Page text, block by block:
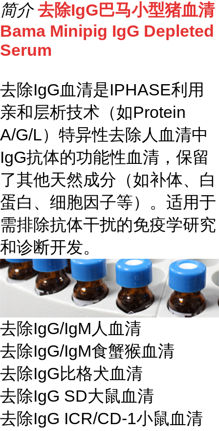
简介 去除IgG巴马小型猪血清
Bama Minipig IgG Depleted
Serum
去除IgG血清是IPHASE利用
亲和层析技术（如Protein
A/G/L）特异性去除人血清中
IgG抗体的功能性血清，保留
了其他天然成分（如补体、白
蛋白、细胞因子等）。适用于
需排除抗体干扰的免疫学研究
和诊断开发。
去除IgG/IgM人血清
去除IgG/IgM食蟹猴血清
去除IgG比格犬血清
去除IgG SD大鼠血清
去除IgG ICR/CD-1小鼠血清